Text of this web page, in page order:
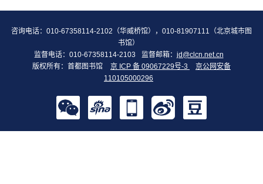
咨询电话：010-67358114-2102（华威桥馆），010-81907111（北京城市图
书馆）
监督电话：010-67358114-2103
监督邮箱： jd@clcn.net.cn
版权所有：首都图书馆
京 ICP 备 09067229号-3
京公网安备
110105000296